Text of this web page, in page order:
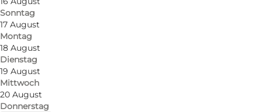
Sonntag
17 August
Montag
18 August
Dienstag
19 August
Mittwoch
20 August
Donnerstag